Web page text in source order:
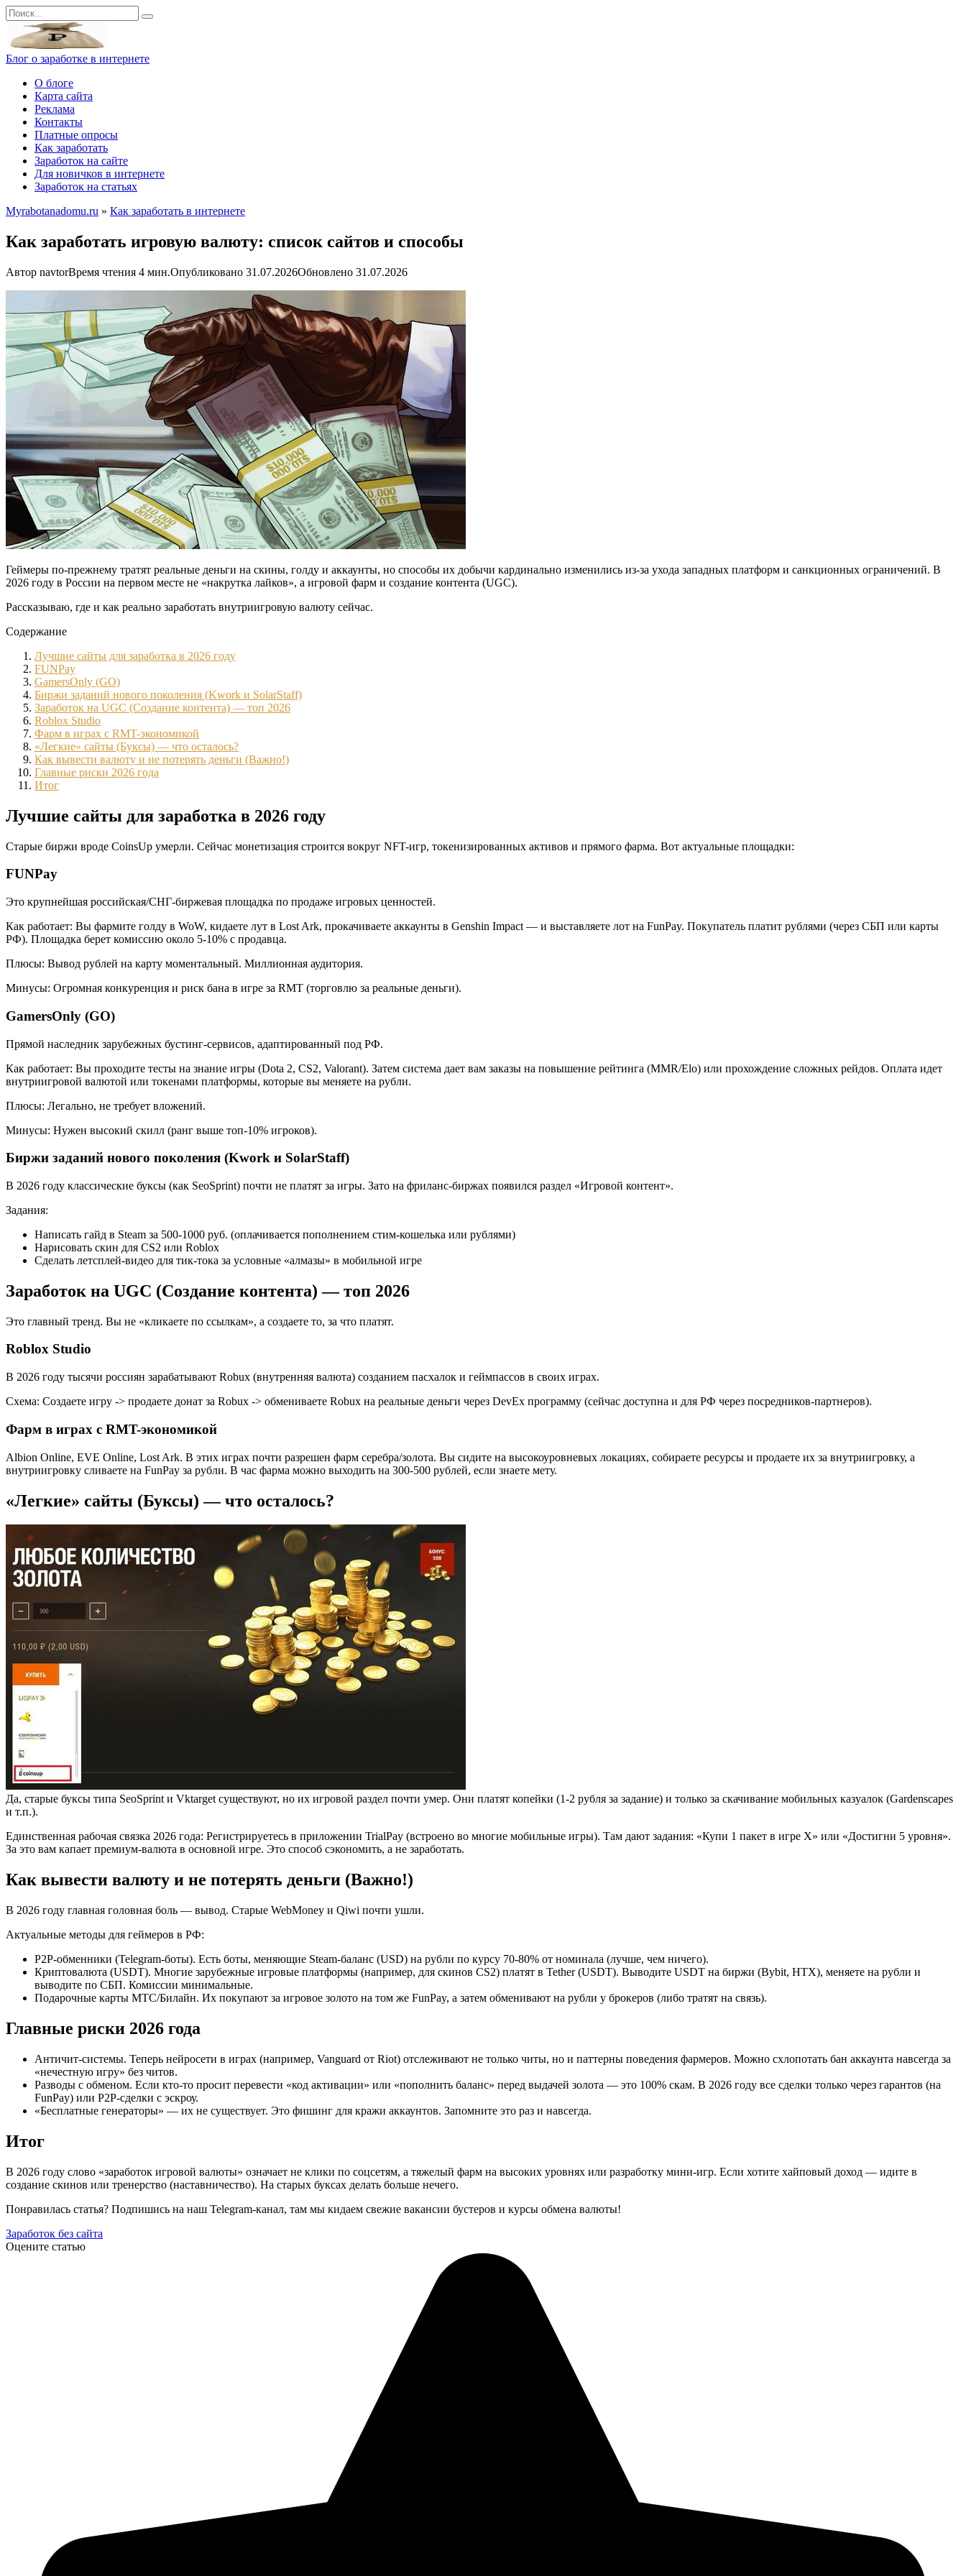
Перейти
к
контенту
Search
for:
Блог о заработке в интернете
О блоге
Карта сайта
Реклама
Контакты
Платные опросы
Как заработать
Заработок на сайте
Для новичков в интернете
Заработок на статьях
Myrabotanadomu.ru » Как заработать в интернете
Как заработать игровую валюту: список сайтов и способы
Автор navtorВремя чтения 4 мин.Опубликовано 31.07.2026Обновлено 31.07.2026
Геймеры по-прежнему тратят реальные деньги на скины, голду и аккаунты, но способы их добычи кардинально изменились из-за ухода западных платформ и санкционных ограничений. В
2026 году в России на первом месте не «накрутка лайков», а игровой фарм и создание контента (UGC).
Рассказываю, где и как реально заработать внутриигровую валюту сейчас.
Содержание
Лучшие сайты для заработка в 2026 году
FUNPay
GamersOnly (GO)
Биржи заданий нового поколения (Kwork и SolarStaff)
Заработок на UGC (Создание контента) — топ 2026
Roblox Studio
Фарм в играх с RMT-экономикой
«Легкие» сайты (Буксы) — что осталось?
Как вывести валюту и не потерять деньги (Важно!)
Главные риски 2026 года
Итог
Лучшие сайты для заработка в 2026 году
Старые биржи вроде CoinsUp умерли. Сейчас монетизация строится вокруг NFT-игр, токенизированных активов и прямого фарма. Вот актуальные площадки:
FUNPay
Это крупнейшая российская/СНГ-биржевая площадка по продаже игровых ценностей.
Как работает: Вы фармите голду в WoW, кидаете лут в Lost Ark, прокачиваете аккаунты в Genshin Impact — и выставляете лот на FunPay. Покупатель платит рублями (через СБП или карты
РФ). Площадка берет комиссию около 5-10% с продавца.
Плюсы: Вывод рублей на карту моментальный. Миллионная аудитория.
Минусы: Огромная конкуренция и риск бана в игре за RMT (торговлю за реальные деньги).
GamersOnly (GO)
Прямой наследник зарубежных бустинг-сервисов, адаптированный под РФ.
Как работает: Вы проходите тесты на знание игры (Dota 2, CS2, Valorant). Затем система дает вам заказы на повышение рейтинга (MMR/Elо) или прохождение сложных рейдов. Оплата идет
внутриигровой валютой или токенами платформы, которые вы меняете на рубли.
Плюсы: Легально, не требует вложений.
Минусы: Нужен высокий скилл (ранг выше топ-10% игроков).
Биржи заданий нового поколения (Kwork и SolarStaff)
В 2026 году классические буксы (как SeoSprint) почти не платят за игры. Зато на фриланс-биржах появился раздел «Игровой контент».
Задания:
Написать гайд в Steam за 500-1000 руб. (оплачивается пополнением стим-кошелька или рублями)
Нарисовать скин для CS2 или Roblox
Сделать летсплей-видео для тик-тока за условные «алмазы» в мобильной игре
Заработок на UGC (Создание контента) — топ 2026
Это главный тренд. Вы не «кликаете по ссылкам», а создаете то, за что платят.
Roblox Studio
В 2026 году тысячи россиян зарабатывают Robux (внутренняя валюта) созданием пасхалок и геймпассов в своих играх.
Схема: Создаете игру -> продаете донат за Robux -> обмениваете Robux на реальные деньги через DevEx программу (сейчас доступна и для РФ через посредников-партнеров).
Фарм в играх с RMT-экономикой
Albion Online, EVE Online, Lost Ark. В этих играх почти разрешен фарм серебра/золота. Вы сидите на высокоуровневых локациях, собираете ресурсы и продаете их за внутриигровку, а
внутриигровку сливаете на FunPay за рубли. В час фарма можно выходить на 300-500 рублей, если знаете мету.
«Легкие» сайты (Буксы) — что осталось?
Да, старые буксы типа SeoSprint и Vktarget существуют, но их игровой раздел почти умер. Они платят копейки (1-2 рубля за задание) и только за скачивание мобильных казуалок (Gardenscapes
и т.п.).
Единственная рабочая связка 2026 года: Регистрируетесь в приложении TrialPay (встроено во многие мобильные игры). Там дают задания: «Купи 1 пакет в игре X» или «Достигни 5 уровня».
За это вам капает премиум-валюта в основной игре. Это способ сэкономить, а не заработать.
Как вывести валюту и не потерять деньги (Важно!)
В 2026 году главная головная боль — вывод. Старые WebMoney и Qiwi почти ушли.
Актуальные методы для геймеров в РФ:
P2P-обменники (Telegram-боты). Есть боты, меняющие Steam-баланс (USD) на рубли по курсу 70-80% от номинала (лучше, чем ничего).
Криптовалюта (USDT). Многие зарубежные игровые платформы (например, для скинов CS2) платят в Tether (USDT). Выводите USDT на биржи (Bybit, HTX), меняете на рубли и
выводите по СБП. Комиссии минимальные.
Подарочные карты МТС/Билайн. Их покупают за игровое золото на том же FunPay, а затем обменивают на рубли у брокеров (либо тратят на связь).
Главные риски 2026 года
Античит-системы. Теперь нейросети в играх (например, Vanguard от Riot) отслеживают не только читы, но и паттерны поведения фармеров. Можно схлопотать бан аккаунта навсегда за
«нечестную игру» без читов.
Разводы с обменом. Если кто-то просит перевести «код активации» или «пополнить баланс» перед выдачей золота — это 100% скам. В 2026 году все сделки только через гарантов (на
FunPay) или P2P-сделки с эскроу.
«Бесплатные генераторы» — их не существует. Это фишинг для кражи аккаунтов. Запомните это раз и навсегда.
Итог
В 2026 году слово «заработок игровой валюты» означает не клики по соцсетям, а тяжелый фарм на высоких уровнях или разработку мини-игр. Если хотите хайповый доход — идите в
создание скинов или тренерство (наставничество). На старых буксах делать больше нечего.
Понравилась статья? Подпишись на наш Telegram-канал, там мы кидаем свежие вакансии бустеров и курсы обмена валюты!
Заработок без сайта
Оцените статью